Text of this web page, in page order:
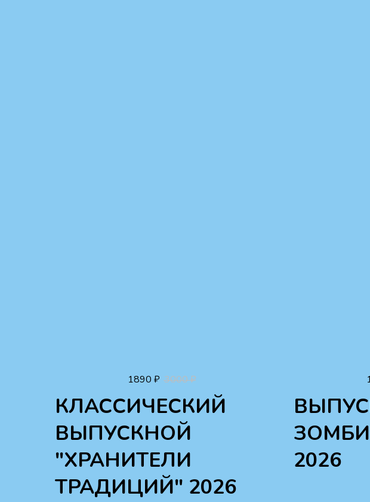
1890 ₽ 3000₽
КЛАССИЧЕСКИЙ
ВЫПУСКНОЙ
"ХРАНИТЕЛИ
ТРАДИЦИЙ" 2026
2026